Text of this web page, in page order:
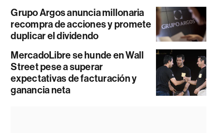
Grupo Argos anuncia millonaria
recompra de acciones y promete
duplicar el dividendo
MercadoLibre se hunde en Wall
Street pese a superar
expectativas de facturación y
ganancia neta